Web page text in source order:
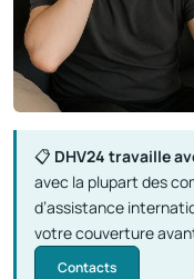
📋 DHV24 travaille
avec la plupart des
d’assistance
votre couverture
Contacts